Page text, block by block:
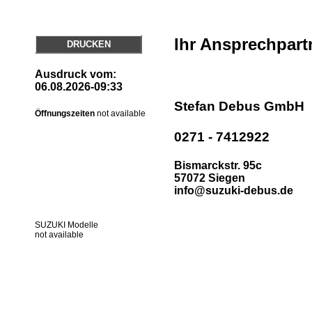
DRUCKEN
Ausdruck vom:
06.08.2026-09:33
Öffnungszeiten not available
Ihr
Stefan Debus GmbH
0271 - 7412922
Bismarckstr. 95c
57072 Siegen
info@suzuki-debus.de
SUZUKI Modelle
not available